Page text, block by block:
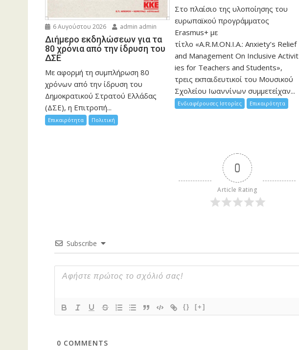
6 Αυγούστου 2026 admin admin
Διήμερο εκδηλώσεων για τα
80 χρόνια από την ίδρυση του
ΔΣΕ
Με αφορμή τη συμπλήρωση 80
χρόνων από την ίδρυση του
Δημοκρατικού Στρατού Ελλάδας
(ΔΣΕ), η Επιτροπή...
Επικαιρότητα Πολιτική
Στο πλαίσιο της υλοποίησης του
ευρωπαϊκού προγράμματος
Erasmus+ με
τίτλο «A.R.M.ON.I.A.: Anxiety’s Relief
and Management On Inclusive Activit
ies for Teachers and Students»,
τρεις εκπαιδευτικοί του Μουσικού
Σχολείου Ιωαννίνων συμμετείχαν...
Ενδιαφέρουσες Ιστορίες Επικαιρότητα
0
Article Rating
Subscribe
{} [+]
0 COMMENTS